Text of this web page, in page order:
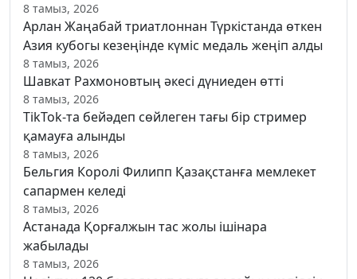
8 тамыз, 2026
Арлан Жаңабай триатлоннан Түркістанда өткен
Азия кубогы кезеңінде күміс медаль жеңіп алды
8 тамыз, 2026
Шавкат Рахмоновтың әкесі дүниеден өтті
8 тамыз, 2026
TikTok-та бейәдеп сөйлеген тағы бір стример
қамауға алынды
8 тамыз, 2026
Бельгия Королі Филипп Қазақстанға мемлекет
сапармен келеді
8 тамыз, 2026
Астанада Қорғалжын тас жолы ішінара
жабылады
8 тамыз, 2026